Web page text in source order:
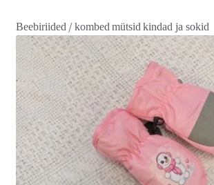
Beebiriided/kombed mütsid kindad ja sokid